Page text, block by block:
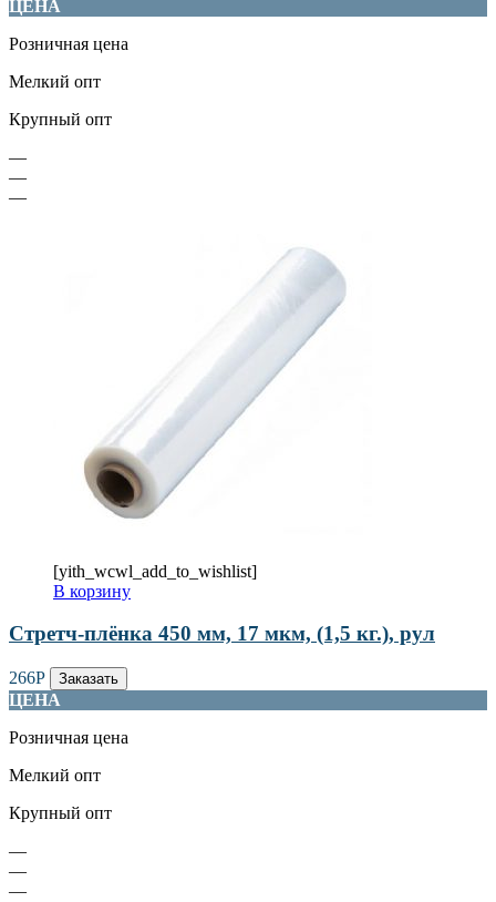
ЦЕНА
Розничная цена
Мелкий опт
Крупный опт
—
—
—
[yith_wcwl_add_to_wishlist]
В корзину
Стретч-плёнка 450 мм, 17 мкм, (1,5 кг.), рул
266Р Заказать
ЦЕНА
Розничная цена
Мелкий опт
Крупный опт
—
—
—